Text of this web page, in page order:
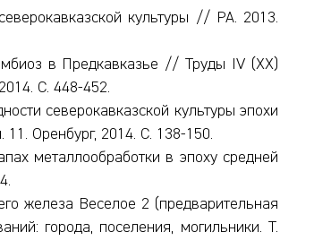
культуры // РА. 2013.
в Предкавказье // Труды IV (XX)
С. 448-452.
северокавказской культуры эпохи
Оренбург, 2014. С. 138-150.
металлообработки в эпоху средней
железа Веселое 2 (предварительная
города, поселения, могильники. Т.